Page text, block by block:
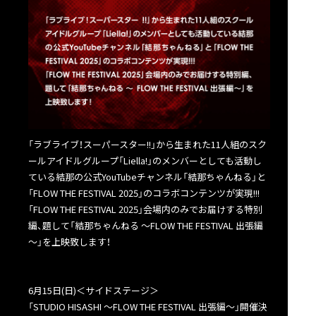
「ラブライブ！スーパースター!!」から生まれた11人組のスク
ールアイドルグループ「Liella!」のメンバーとしても活動し
ている結那の公式YouTubeチャンネル「結那ちゃんねる」と
「FLOW THE FESTIVAL 2025」のコラボコンテンツが実現!!!
「FLOW THE FESTIVAL 2025」会場内のみでお届けする特別
編、題して「結那ちゃんねる ～FLOW THE FESTIVAL 出張編
～」を上映致します！
6月15日(日)＜サイドステージ＞
「STUDIO HISASHI 〜FLOW THE FESTIVAL 出張編〜」開催決